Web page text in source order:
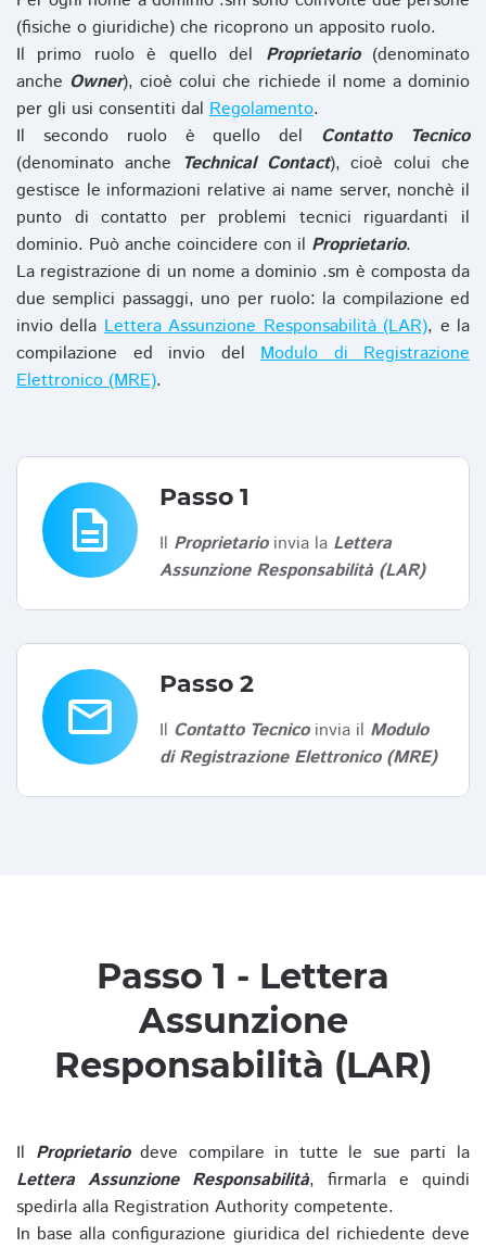
(fisiche o giuridiche) che ricoprono un apposito ruolo.
Il primo ruolo è quello del Proprietario(denominato
anche Owner), cioè colui che richiede il nome a dominio
per gli usi consentiti dal Regolamento.
Il secondo ruolo è quello del Contatto Tecnico
(denominato anche Technical Contact), cioè colui che
gestisce le informazioni relative ai name server, nonchè il
punto di contatto per problemi tecnici riguardanti il
dominio. Può anche coincidere con il Proprietario.
La registrazione di un nome a dominio .sm è composta da
due semplici passaggi, uno per ruolo: la compilazione ed
invio dellaLettera Assunzione Responsabilità (LAR), e la
compilazione ed invio del Modulo di Registrazione
Elettronico (MRE).
description
Passo 1
Il Proprietarioinvia la Lettera
Assunzione Responsabilità (LAR)
email
Passo 2
Il Contatto Tecnicoinvia il Modulo
di Registrazione Elettronico (MRE)
Passo 1 - Lettera
Assunzione
Responsabilità (LAR)
Il Proprietariodeve compilare in tutte le sue parti la
Lettera Assunzione Responsabilità, firmarla e quindi
spedirla alla Registration Authority competente.
In base alla configurazione giuridica del richiedente deve